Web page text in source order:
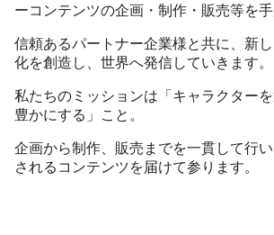
ーコンテンツの企画・制作・販売等を手
信頼あるパートナー企業様と共に、新
化を創造し、世界へ発信していきます。
私たちのミッションは「キャラクター
豊かにする」こと。
企画から制作、販売までを一貫して行
されるコンテンツを届けて参ります。